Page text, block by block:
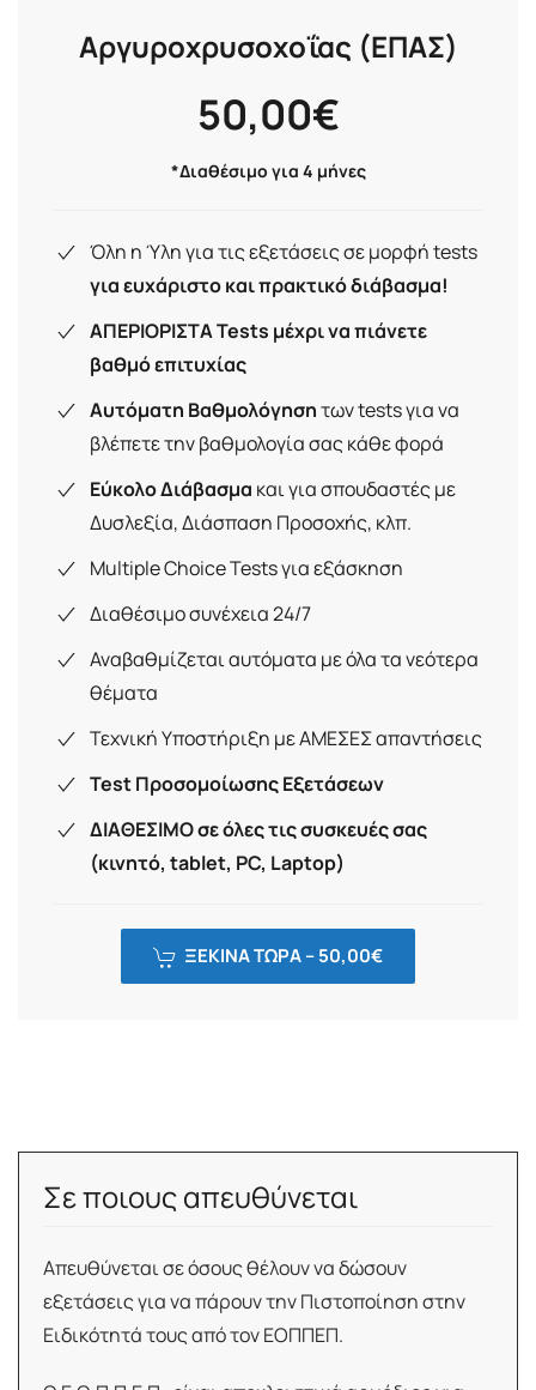
Αργυροχρυσοχοΐας (ΕΠΑΣ)
50,00€
*Διαθέσιμο για 4 μήνες
Όλη η Ύλη για τις εξετάσεις σε μορφή tests
για ευχάριστο και πρακτικό διάβασμα!
ΑΠΕΡΙΟΡΙΣΤΑ Tests μέχρι να πιάνετε
βαθμό επιτυχίας
Αυτόματη Βαθμολόγησητων tests για να
βλέπετε την βαθμολογία σας κάθε φορά
Εύκολο Διάβασμα και για σπουδαστές με
Δυσλεξία, Διάσπαση Προσοχής, κλπ.
Multiple Choice Tests για εξάσκηση
Διαθέσιμο συνέχεια 24/7
Αναβαθμίζεται αυτόματα με όλα τα νεότερα
θέματα
Τεχνική Υποστήριξη με ΑΜΕΣΕΣ απαντήσεις
Test Προσομοίωσης Εξετάσεων
ΔΙΑΘΕΣΙΜΟ σε όλες τις συσκευές σας
(κινητό, tablet, PC, Laptop)
ΞΕΚΙΝΑ ΤΩΡΑ –50,00€
Σε ποιους απευθύνεται
Απευθύνεται σε όσους θέλουν να δώσουν
εξετάσεις για να πάρουν την Πιστοποίηση στην
Ειδικότητά τους από τον ΕΟΠΠΕΠ.